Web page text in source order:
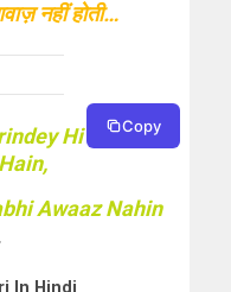
नहीं होती…
Hi Jyada
Awaaz Nahin
In Hindi
Copy